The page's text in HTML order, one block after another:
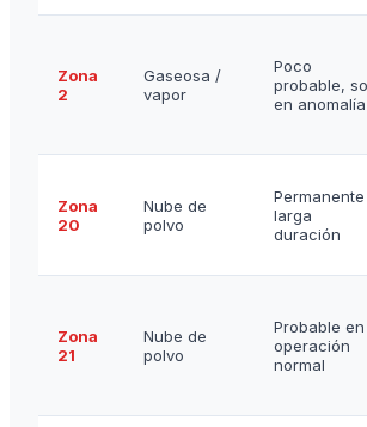
Zona
2
Gaseosa /
vapor
Poco
probable,
en anomalía
Zona
20
Nube de
polvo
Permanente
larga
duración
Zona
21
Nube de
polvo
Probable en
operación
normal